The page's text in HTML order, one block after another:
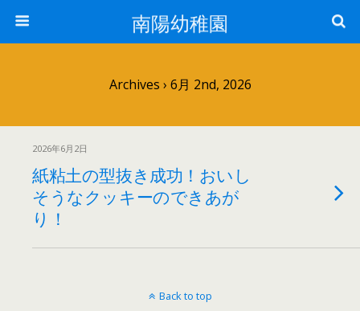
南陽幼稚園
Archives › 6月 2nd, 2026
2026年6月2日
紙粘土の型抜き成功！おいし
そうなクッキーのできあが
り！
Back to top